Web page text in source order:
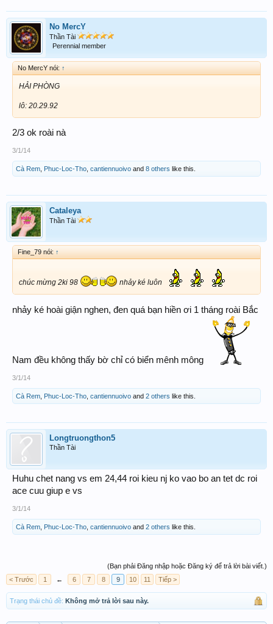
No MercY
Thần Tài
Perennial member
No MercY nói: ↑
HẢI PHÒNG
lô: 20.29.92
2/3 ok roài nà
3/1/14
Cà Rem Phuc-Loc-Tho cantiennuoivo and 8 others like this.
Cataleya
Thần Tài
Fine_79 nói: ↑
chúc mừng 2ki 98 nhảy ké luôn
nhảy ké hoài giận nghen, đen quá bạn hiền ơi 1 tháng roài Bắc
Nam đều không thấy bờ chỉ có biển mênh mông
3/1/14
Cà Rem Phuc-Loc-Tho cantiennuoivo and 2 others like this.
Longtruongthon5
Thần Tài
Huhu chet nang vs em 24,44 roi kieu nj ko vao bo an tet dc roi
ace cuu giup e vs
3/1/14
Cà Rem Phuc-Loc-Tho cantiennuoivo and 2 others like this.
(Bạn phải Đăng nhập hoặc Đăng ký để trả lời bài viết.)
< Trước
1 ← 6 7 8 9 10 11 Tiếp >
Trạng thái chủ đề: Không mở trả lời sau này.